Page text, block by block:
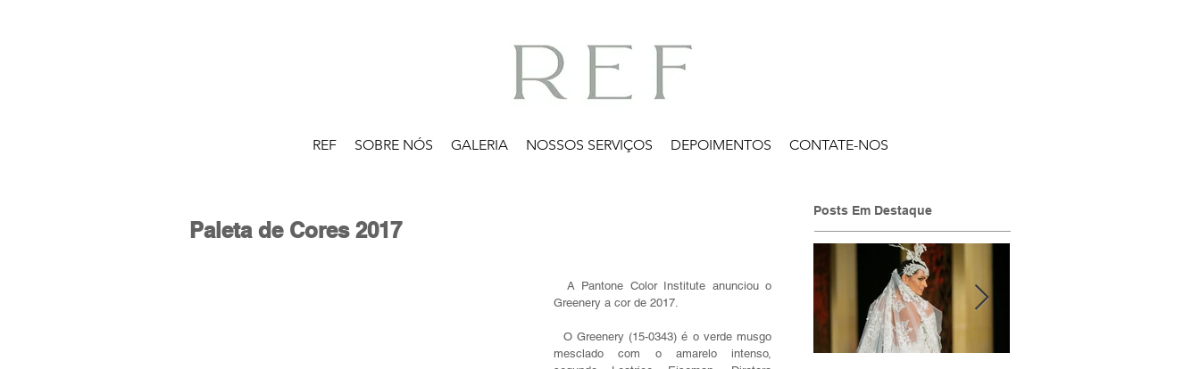
REF SOBRE NÓS GALERIA NOSSOS SERVIÇOS DEPOIMENTOS CONTATE-NOS
Paleta de Cores 2017
Greenery a cor de 2017.
mesclado com o amarelo intenso,
Posts Em Destaque